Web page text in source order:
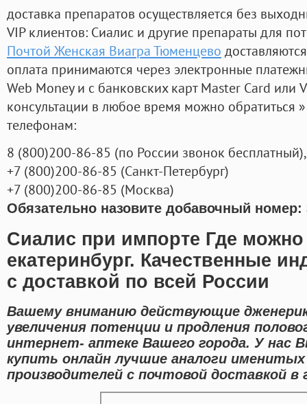
доставка препаратов осуществляется без
VIP клиентов: Сиалис и другие препараты для
Почтой Женская Виагра Тюменцево
оплата принимаются через электронные
Web Money и с банковских карт Master Card или
консультации в любое время можно обратиться
телефонам:
8 (800)200-86-85 (по России звонок бесплатный),
+7 (800)200-86-85 (Санкт-Петербург)
+7 (800)200-86-85 (Москва)
Обязательно назовите добавочный номер:
Сиалис при импорте Где можно
екатеринбург. Качественные
с доставкой по всей России
Вашему вниманию действующие
увеличения потенции и продления
интернет- аптеке Вашего города. У нас
купить онлайн лучшие аналоги
производителей с почтовой доставкой в